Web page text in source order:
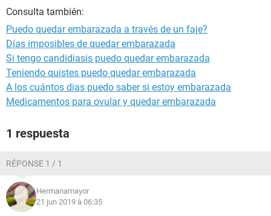
Consulta también:
Puedo quedar embarazada a través de un faje?
Días imposibles de quedar embarazada
Si tengo candidiasis puedo quedar embarazada
Teniendo quistes puedo quedar embarazada
A los cuántos dias puedo saber si estoy embarazada
Medicamentos para ovular y quedar embarazada
1 respuesta
RÉPONSE 1 / 1
Hermanamayor
21 jun 2019 à 06:35